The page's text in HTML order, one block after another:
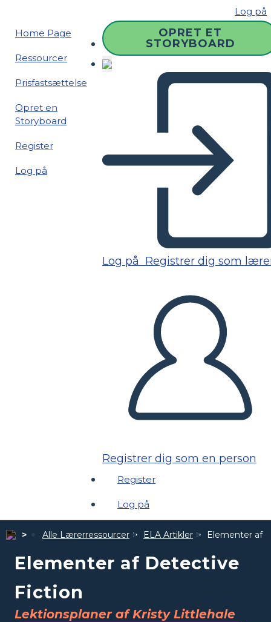
Log på
Home Page
Ressourcer
Prisfastsættelse
Opret en
Storyboard
Register
Log på
OPRET ET
STORYBOARD
Log på Registrer dig som
Registrer dig som en person
Register
Log på
Alle Lærerressourcer ELA Artikler Elementer af
Elementer af Detective
Fiction
Lektionsplaner af Kristy Littlehale